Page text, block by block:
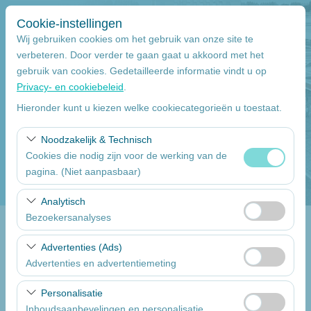
Cookie-instellingen
Wij gebruiken cookies om het gebruik van onze site te
verbeteren. Door verder te gaan gaat u akkoord met het
gebruik van cookies. Gedetailleerde informatie vindt u op
Privacy- en cookiebeleid
Hieronder kunt u kiezen welke cookiecategorieën u toestaat.
Noodzakelijk & Technisch
Cookies die nodig zijn voor de werking van de
pagina. (Niet aanpasbaar)
Deze cookies zijn noodzakelijk voor het correct
functioneren van de site, beveiliging, sessiebeheer en
basisfunctionaliteiten. Ze kunnen niet worden
uitgeschakeld.
Analytisch
Bezoekersanalyses
Deze cookies stellen ons in staat te analyseren hoe onze
website wordt gebruikt (aantal bezoekers, meest
bezochte pagina’s, gebruikersgedrag). Deze gegevens
worden gebruikt om de prestaties van de website te
meten en de gebruikerservaring voortdurend te
Advertenties (Ads)
Advertenties en advertentiemeting
Deze cookies stellen ons in staat om gepersonaliseerde
advertenties te tonen op basis van uw interesses en de
Personalisatie
Pickup Locatie
Adana stadskantoor
Wilt u de auto inleveren op een ander locatie
Pickup datum
inlever datum & uur
Een lijst van de auto's